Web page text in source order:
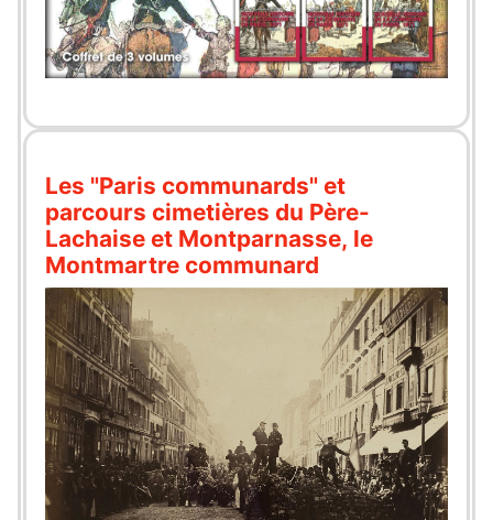
Les "Paris communards" et
parcours cimetières du Père-
Lachaise et Montparnasse, le
Montmartre communard